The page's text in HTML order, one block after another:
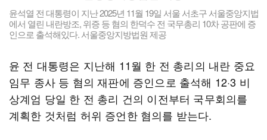
윤석열 전 대통령이 지난 2025년 11월 19일 서울 서초구 서울중앙지법
에서 열린 내란방조, 위증 등 혐의 한덕수 전 국무총리 10차 공판에 증
인으로 출석해있다. 서울중앙지방법원 제공
윤 전 대통령은 지난해 11월 한 전 총리의 내란 중요
임무 종사 등 혐의 재판에 증인으로 출석해 12·3 비
상계엄 당일 한 전 총리 건의 이전부터 국무회의를
계획한 것처럼 허위 증언한 혐의를 받는다.